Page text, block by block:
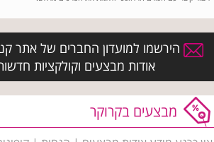
הירשמו למועדון החברים של אתר
אודות מבצעים וקולקציות
מבצעים בקרוקר